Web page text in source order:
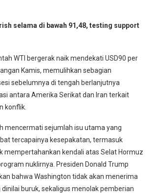
selama di bawah 91,48, testing support
WTI bergerak naik mendekati USD90 per
Kamis, memulihkan sebagian
sebelumnya di tengah berlanjutnya
antara Amerika Serikat dan Iran terkait
konflik.
mencermati sejumlah isu utama yang
tercapainya kesepakatan, termasuk
mempertahankan kendali atas Selat Hormuz
nuklirnya. Presiden Donald Trump
bahwa Washington tidak akan menerima
buruk, sekaligus menolak pemberian